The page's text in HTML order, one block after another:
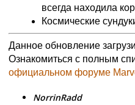
всегда находила
Космические
Данное обновление
Ознакомиться с полным
официальном форуме
NorrinRadd